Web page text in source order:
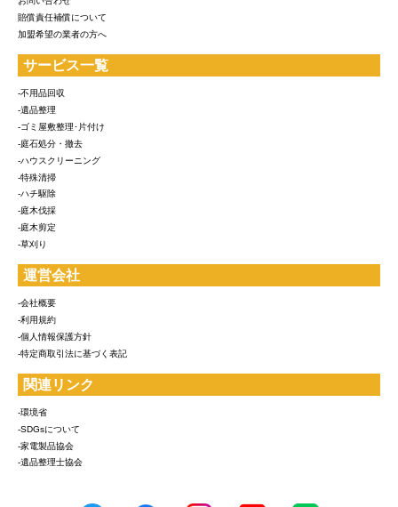
賠償責任補償について
加盟希望の業者の方へ
サービス一覧
-不用品回収
-遺品整理
-ゴミ屋敷整理･片付け
-庭石処分・撤去
-ハウスクリーニング
-特殊清掃
-ハチ駆除
-庭木伐採
-庭木剪定
-草刈り
運営会社
-会社概要
-利用規約
-個人情報保護方針
-特定商取引法に基づく表記
関連リンク
-環境省
-SDGsについて
-家電製品協会
-遺品整理士協会